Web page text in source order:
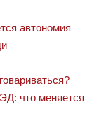
автономия
что меняется